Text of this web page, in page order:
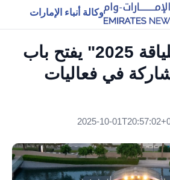
وكالة أنباء الإمارات
"تحدّي دبي للياقة 2025" يفتح باب
في فعاليات
2025-10-